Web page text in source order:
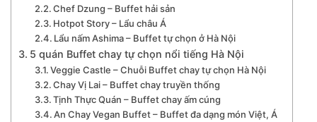
Chef Dzung – Buffet hải sản
Hotpot Story – Lẩu châu Á
Lẩu nấm Ashima – Buffet tự chọn ở Hà Nội
5 quán Buffet chay tự chọn nổi tiếng Hà Nội
Veggie Castle – Chuỗi Buffet chay tự chọn Hà Nội
Chay Vị Lai – Buffet chay truyền thống
Tịnh Thực Quán – Buffet chay ấm cúng
An Chay Vegan Buffet – Buffet đa dạng món Việt, Á